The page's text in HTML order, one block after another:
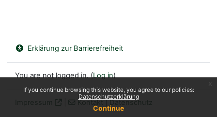
If you continue browsing this website, you agree to our policies:
Datenschutzerklärung
Continue
Erklärung zur Barrierefreiheit
You are not logged in. (Log in)
Impressum Kontakt Datenschutz